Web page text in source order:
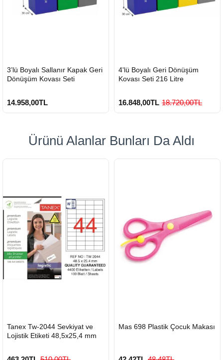
GÖNDERİ
3’lü Boyalı Sallanır Kapak Geri
Dönüşüm Kovası Seti
14.958,00TL
GÖNDERİ
4'lü Boyalı Geri Dönüşüm
Kovası Seti 216 Litre
16.848,00TL 18.720,00TL
Ürünü Alanlar Bunları Da Aldı
GÖNDERİ
Tanex Tw-2044 Sevkiyat ve
Lojistik Etiketi 48,5x25,4 mm
HIZLI
GÖNDERİ
Mas 698 Plastik Çocuk Makası